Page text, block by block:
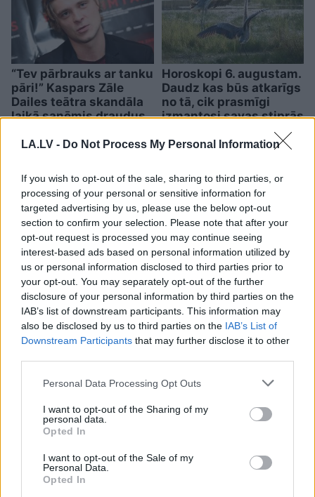
LA.LV - Do Not Process My Personal Information
If you wish to opt-out of the sale, sharing to third parties, or
processing of your personal or sensitive information for
targeted advertising by us, please use the below opt-out
section to confirm your selection. Please note that after your
opt-out request is processed you may continue seeing
interest-based ads based on personal information utilized by
us or personal information disclosed to third parties prior to
your opt-out. You may separately opt-out of the further
disclosure of your personal information by third parties on the
IAB’s list of downstream participants. This information may
also be disclosed by us to third parties on the IAB’s List of
Downstream Participants that may further disclose it to other
Please note that this website/app uses one or more Google
not limited to your visit or usage behaviour. You may click to
grant or deny consent to Google and its third-party tags to
use your data for below specified purposes in below Google
consent section.
Personal Data Processing Opt Outs
I want to opt-out of the Sharing of my
personal data.
Opted In
I want to opt-out of the Sale of my
Personal Data.
Opted In
“Tev pārbrauks ar tanku
pāri!” Kaspars Zāle
Dailes teātra skandāla
laikā saņēmis draudus
Horoskopi 6. augustam.
Daudz kas būs atkarīgs
no tā, cik prasmīgi
izmantosi savas stiprās
Armands Puče: “Skaidrs, ka
tas ir sarunāts “veikals”!
Bet vai jūs domājat, ka visi
Latvijā ir muļķi?”